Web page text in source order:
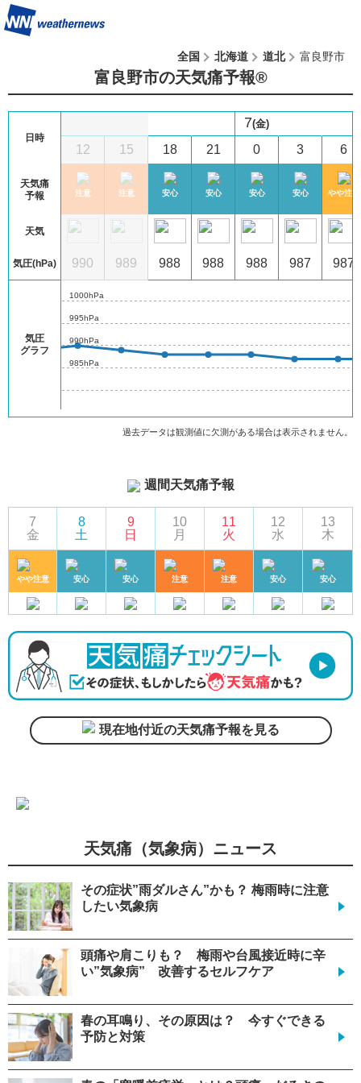
全国 北海道 道北 富良野市
富良野市の天気痛予報®︎
日時
天気痛
予報
天気
気圧(hPa)
気圧
グラフ
注意
989
12
注意
990
15
注意
989
18
安心
988
21
安心
988
7(金)
0
安心
988
3
安心
987
6
やや注意
987
985hPa
990hPa
995hPa
1000hPa
過去データは観測値に欠測がある場合は表示されません。
週間天気痛予報
7
金
やや注意
8
土
安心
9
日
安心
10
月
注意
11
火
注意
12
水
安心
13
木
安心
現在地付近の天気痛予報を見る
天気痛（気象病）ニュース
その症状”雨ダルさん”かも？ 梅雨時に注意
したい気象病
頭痛や肩こりも？ 梅雨や台風接近時に辛
い”気象病” 改善するセルフケア
春の耳鳴り、その原因は？ 今すぐできる
予防と対策